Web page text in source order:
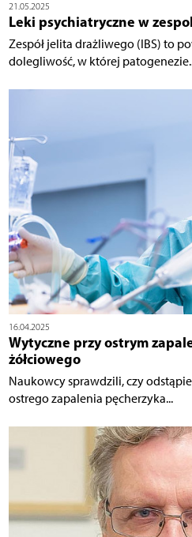
21.05.2025
Leki psychiatryczne w
Zespół jelita drażliwego (IBS) to
dolegliwość, w której
16.04.2025
Wytyczne przy ostrym
żółciowego
Naukowcy sprawdzili, czy
ostrego zapalenia pęcherzyka...